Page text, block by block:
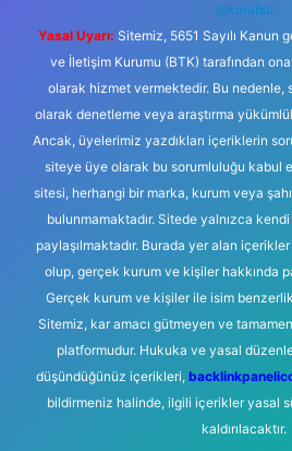
@karabul
Yasal Uyarı: Sitemiz, 5651 Sayılı Kanun
ve İletişim Kurumu (BTK) tarafından
olarak hizmet vermektedir. Bu
olarak denetleme veya araştırma
Ancak, üyelerimiz yazdıkları içeriklerin
siteye üye olarak bu sorumluluğu kabul
sitesi, herhangi bir marka, kurum veya
bulunmamaktadır. Sitede yalnızca kendi
paylaşılmaktadır. Burada yer alan
olup, gerçek kurum ve kişiler hakkında
Gerçek kurum ve kişiler ile isim
Sitemiz, kar amacı gütmeyen ve
platformudur. Hukuka ve yasal
düşündüğünüz içerikleri,
bildirmeniz halinde, ilgili içerikler yasal
kaldırılacaktır.